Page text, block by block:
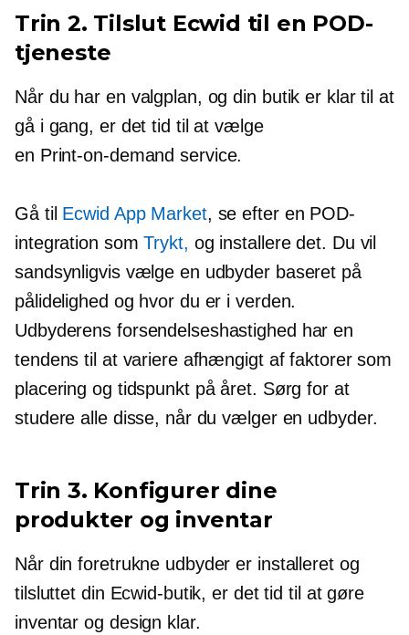
Trin 2. Tilslut Ecwid til en POD-
tjeneste
Når du har en valgplan, og din butik er klar til at
gå i gang, er det tid til at vælge
en Print-on-demand service.
Gå til Ecwid App Market, se efter en POD-
integration som Trykt, og installere det. Du vil
sandsynligvis vælge en udbyder baseret på
pålidelighed og hvor du er i verden.
Udbyderens forsendelseshastighed har en
tendens til at variere afhængigt af faktorer som
placering og tidspunkt på året. Sørg for at
studere alle disse, når du vælger en udbyder.
Trin 3. Konfigurer dine
produkter og inventar
Når din foretrukne udbyder er installeret og
tilsluttet din Ecwid-butik, er det tid til at gøre
inventar og design klar.